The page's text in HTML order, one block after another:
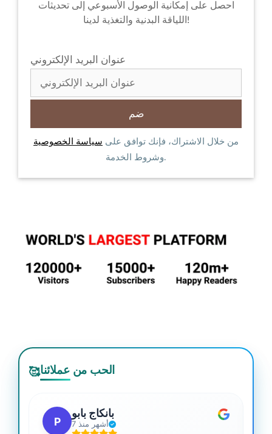
احصل على إمكانية الوصول الأسبوعي إلى تحديثات
اللياقة البدنية والتغذية لدينا!
عنوان البريد الإلكتروني
من خلال الاشتراك، فإنك توافق على سياسة الخصوصية
وشروط الخدمة.
🥰الحب من عملائنا
P
بانكاج بابو
7 أشهر منذ